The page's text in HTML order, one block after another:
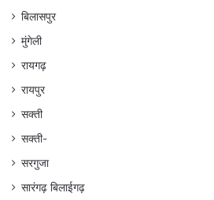
बिलासपुर
मुंगेली
रायगढ़
रायपुर
सक्ती
सक्ती-
सरगुजा
सारंगढ़ बिलाईगढ़